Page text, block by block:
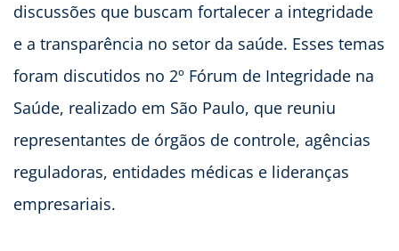
discussões que buscam fortalecer a integridade
e a transparência no setor da saúde. Esses temas
foram discutidos no 2º Fórum de Integridade na
Saúde, realizado em São Paulo, que reuniu
representantes de órgãos de controle, agências
reguladoras, entidades médicas e lideranças
empresariais.